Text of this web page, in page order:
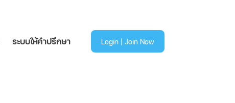
ระบบให้คำปรึกษา Login | Join Now